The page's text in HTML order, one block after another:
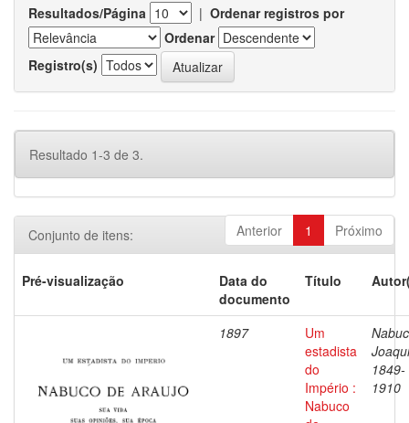
Resultados/Página | Ordenar registros por
Ordenar
Registro(s)
Resultado 1-3 de 3.
Anterior 1 Próximo
Conjunto de itens:
Pré-visualização
Data do
documento
Título
1897
Um
estadista
do
Império :
Nabuco
1849-
1910